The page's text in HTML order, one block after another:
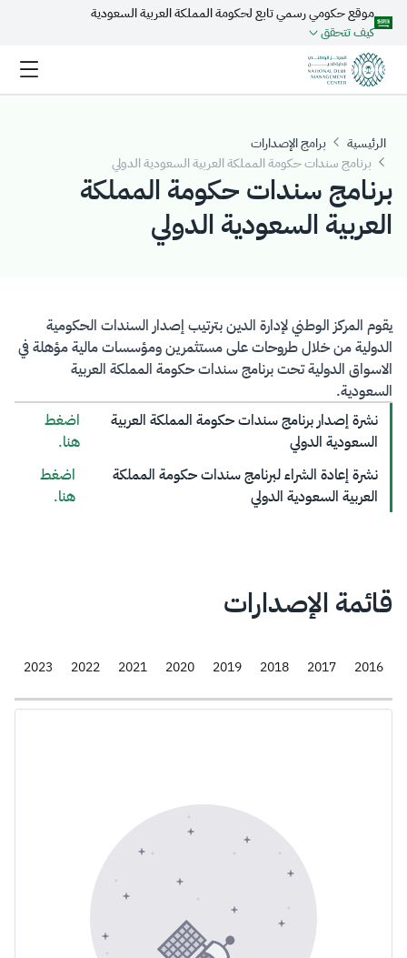
تخطي إلى المحتوى الرئيسي
موقع حكومي رسمي تابع لحكومة المملكة العربية السعودية
كيف تتحقق
الرئيسية
برامج الإصدارات
برنامج سندات حكومة المملكة العربية السعودية الدولي
برنامج سندات حكومة المملكة
العربية السعودية الدولي
يقوم المركز الوطني لإدارة الدين بترتيب إصدار السندات الحكومية
الدولية من خلال طروحات على مستثمرين ومؤسسات مالية مؤهلة في
الاسواق الدولية تحت برنامج سندات حكومة المملكة العربية
السعودية.
نشرة إصدار برنامج سندات حكو​مة المملكة العربية
السعودية الدولي​
اضغط
هنا.
نشرة​ إعادة الشراء لبرنامج سندات حكومة المملكة
العربية السعودية الدولي
اضغط
هنا.
قائمة الإصدارات
2016
2017
2018
2019
2020
2021
2022
2023